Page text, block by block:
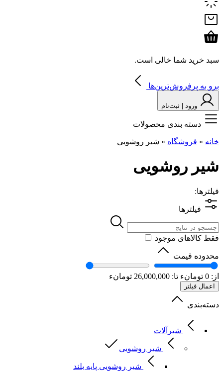
سبد خرید شما خالی است.
برو به پرفروش‌ترین‌ها
ورود | ثبت‌نام
دسته بندی محصولات
خانه » فروشگاه » شیر روشویی
شیر روشویی
فیلترها:
فیلترها
فقط کالاهای موجود
محدوده قیمت
از: 0 تومانء تا: 26,000,000 تومانء
اعمال فیلتر
دسته‌بندی
شیرآلات
شیر روشویی
شیر روشویی پایه بلند